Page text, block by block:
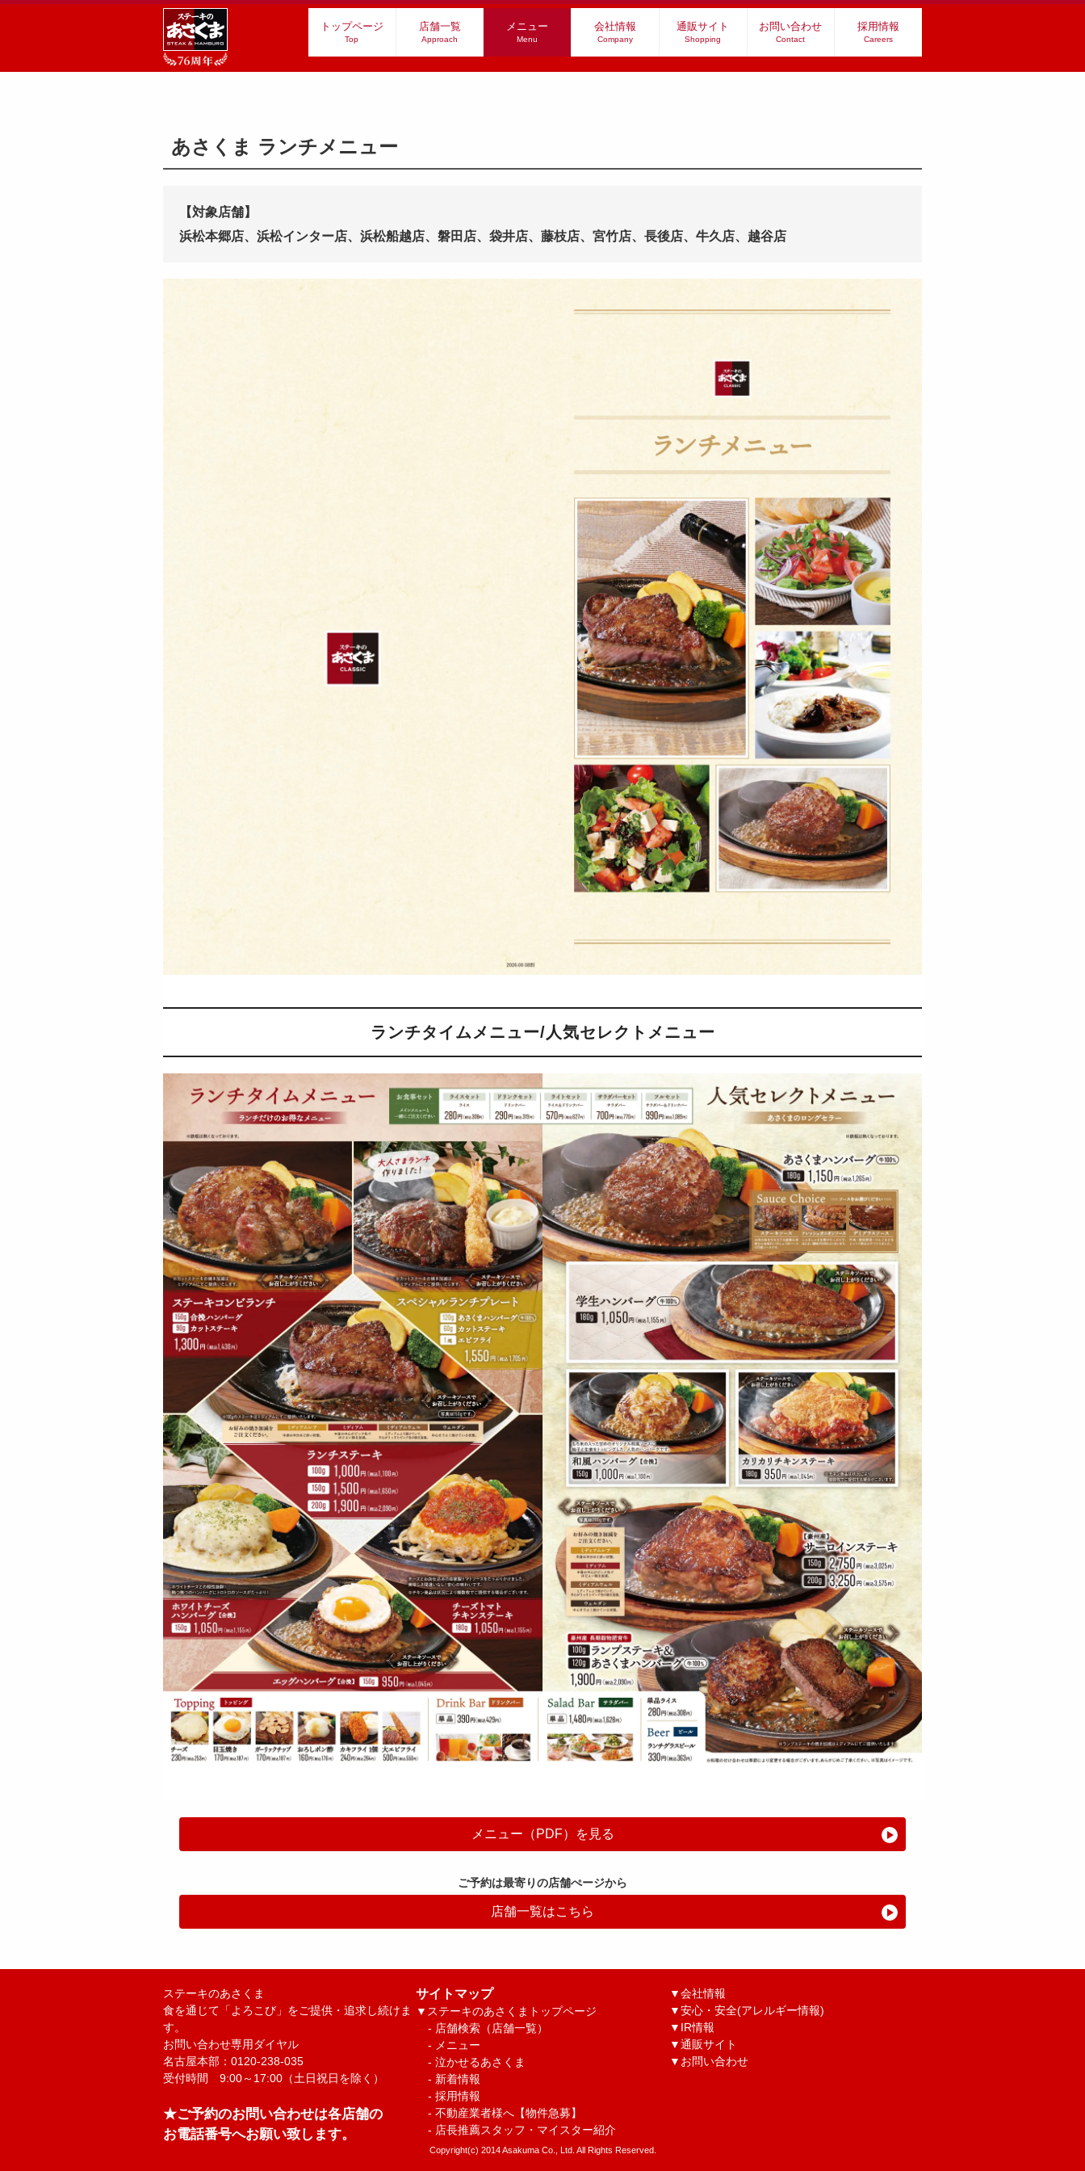
トップページ
Top
店舗一覧
Approach
メニュー
Menu
会社情報
Company
通販サイト
Shopping
お問い合わせ
Contact
採用情報
Careers
あさくま ランチメニュー
【対象店舗】
浜松本郷店、浜松インター店、浜松船越店、磐田店、袋井店、藤枝店、宮竹店、長後店、牛久店、越谷店
ランチタイムメニュー/ 人気セレクトメニュー
メニュー（PDF）を見る
ご予約は最寄りの店舗ぺージから
店舗一覧はこちら
ステーキのあさくま
食を通じて「よろこび」をご提供・追求し続けま
す。
お問い合わせ専用ダイヤル
名古屋本部：0120-238-035
受付時間 9:00～17:00（土日祝日を除く）
★ご予約のお問い合わせは各店舗の
お電話番号へお願い致します。
サイトマップ
▼ ステーキのあさくまトップページ
- 店舗検索（店舗一覧）
- メニュー
-泣かせるあさくま
- 新着情報
-採用情報
-不動産業者様へ【物件急募】
- 店長推薦スタッフ・マイスター紹介
▼会社情報
▼安心・安全(アレルギー情報)
▼ IR情報
▼通販サイト
▼ お問い合わせ
Copyright(c) 2014 Asakuma Co., Ltd. All Rights Reserved.